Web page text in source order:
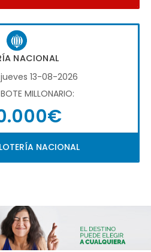
NACIONAL
13-08-2026
MILLONARIO:
NACIONAL